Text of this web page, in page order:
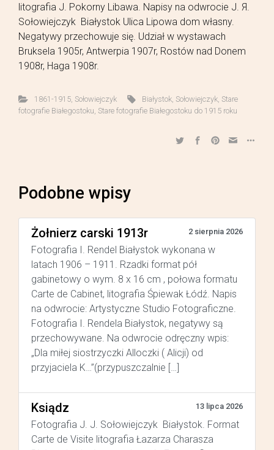
litografia J. Pokorny Libawa. Napisy na odwrocie J. Я.
Sołowiejczyk Białystok Ulica Lipowa dom własny.
Negatywy przechowuje się. Udział w wystawach
Bruksela 1905r, Antwerpia 1907r, Rostów nad Donem
1908r, Haga 1908r.
1861-1915, Sołowiejczyk Białystok Sołowiejczyk Stare
fotografie Białegostoku Stare fotografie Białegostoku do 1915 roku
Podobne wpisy
Żołnierz carski 1913r 2 sierpnia 2026
Fotografia I. Rendel Białystok wykonana w
latach 1906 – 1911. Rzadki format pół
gabinetowy o wym. 8 x 16 cm , połowa formatu
Carte de Cabinet, litografia Śpiewak Łódź. Napis
na odwrocie: Artystyczne Studio Fotograficzne.
Fotografia I. Rendela Białystok, negatywy są
przechowywane. Na odwrocie odręczny wpis:
„Dla miłej siostrzyczki Alloczki ( Alicji) od
przyjaciela K…”(przypuszczalnie […]
Ksiądz 13 lipca 2026
Fotografia J. J. Sołowiejczyk Białystok. Format
Carte de Visite litografia Łazarza Charasza